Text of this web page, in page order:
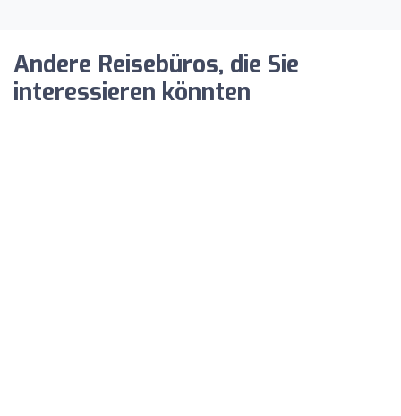
Andere Reisebüros, die Sie
interessieren könnten